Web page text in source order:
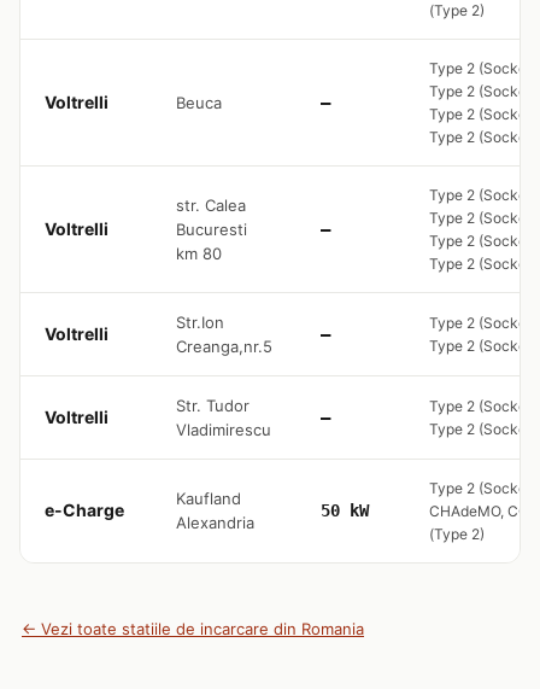
(Type 2)
Voltrelli Beuca —
Type 2 (Socket
Type 2 (Socket
Type 2 (Socket
Type 2 (Socket
Voltrelli
str. Calea
Bucuresti
km 80
—
Type 2 (Socket
Type 2 (Socket
Type 2 (Socket
Type 2 (Socket
Voltrelli
Str.Ion
Creanga,nr.5
—
Type 2 (Socket
Type 2 (Socket
Voltrelli
Str. Tudor
Vladimirescu
—
Type 2 (Socket
Type 2 (Socket
e-Charge
Kaufland
Alexandria
50 kW
Type 2 (Socket
CHAdeMO, CCS
(Type 2)
← Vezi toate statiile de incarcare din Romania